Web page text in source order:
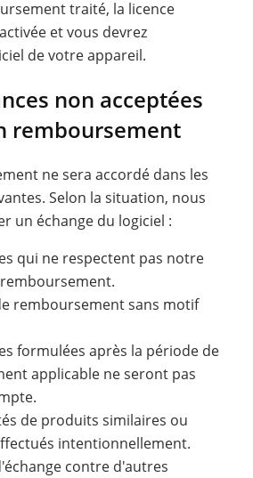
traité, la licence
et vous devrez
de votre appareil.
non acceptées
remboursement
ne sera accordé dans les
Selon la situation, nous
un échange du logiciel :
qui ne respectent pas notre
remboursement sans motif
formulées après la période de
applicable ne seront pas
de produits similaires ou
intentionnellement.
contre d'autres